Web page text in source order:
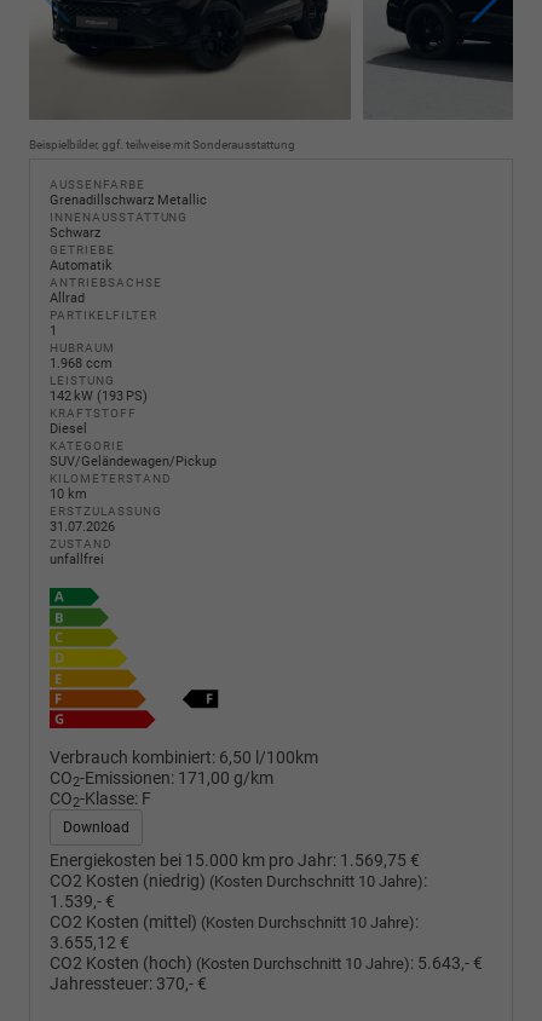
Beispielbilder, ggf. teilweise mit Sonderausstattung
AUSSENFARBE
Grenadillschwarz Metallic
INNENAUSSTATTUNG
Schwarz
GETRIEBE
Automatik
ANTRIEBSACHSE
Allrad
PARTIKELFILTER
1
HUBRAUM
1.968 ccm
LEISTUNG
142 kW (193 PS)
KRAFTSTOFF
Diesel
KATEGORIE
SUV/Geländewagen/Pickup
KILOMETERSTAND
10 km
ERSTZULASSUNG
31.07.2026
ZUSTAND
unfallfrei
Verbrauch kombiniert: 6,50 l/100km
CO2-Emissionen: 171,00 g/km
CO2-Klasse: F
Download
Energiekosten bei 15.000 km pro Jahr: 1.569,75 €
CO2 Kosten (niedrig) (Kosten Durchschnitt 10 Jahre):
1.539,- €
CO2 Kosten (mittel) (Kosten Durchschnitt 10 Jahre):
3.655,12 €
CO2 Kosten (hoch) (Kosten Durchschnitt 10 Jahre): 5.643,- €
Jahressteuer: 370,- €